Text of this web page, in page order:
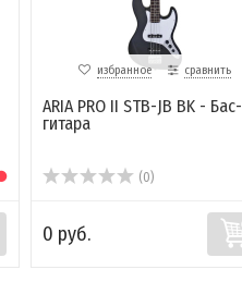
избранное сравнить
ARIA PRO II STB-JB BK - Бас-
гитара
(0)
0 руб.